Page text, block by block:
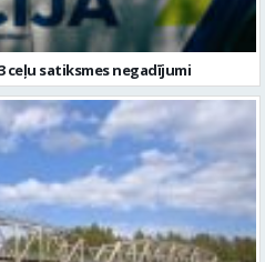
ceļu satiksmes negadījumi